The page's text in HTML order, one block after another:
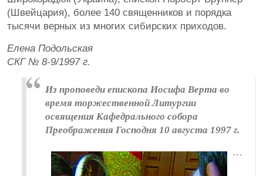
(Швейцария), более 140 священников и порядка
тысячи верных из многих сибирских приходов.
Елена Подольская
СКГ № 8-9/1997 г.
Из проповеди епископа Иосифа Верта во
время торжественной Литургии
освящения Кафедрального собора
Преображения Господня 10 августа 1997 г.
…